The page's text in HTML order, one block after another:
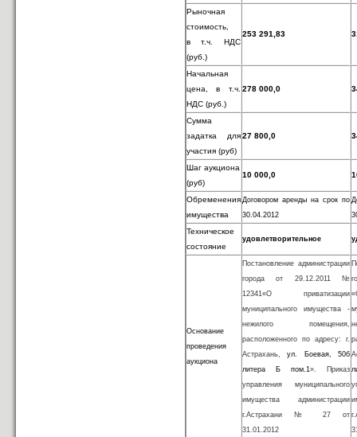
Рыночная
стоимость,
в т.ч. НДС
(руб.)
253 291,83
Начальная
цена, в т.ч.
НДС (руб.)
278 000,0
Сумма
задатка для
участия (руб)
27 800,0
Шаг аукциона
(руб)
10 000,0
Обременения
имущества
Договором аренды на срок по
30.04.2012
Техническое
состояние
удовлетворительное
Основание
проведения
аукциона
Постановление администрации
города от 29.12.2011 №
12341«О приватизации
муниципального имущества -
нежилого помещения,
расположенного по адресу: г.
Астрахань,ул. Боевая, 50б
литера Б пом.1». Приказ
управления муниципального
имущества администрации
г.Астрахани № 27 от
31.01.2012